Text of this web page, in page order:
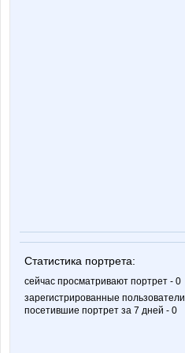
Статистика портрета:
сейчас просматривают портрет - 0
зарегистрированные пользователи
посетившие портрет за 7 дней - 0